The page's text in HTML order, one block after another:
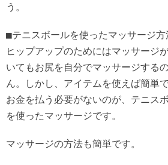
う。
■テニスボールを使ったマッサージ方
ヒップアップのためにはマッサージ
いてもお尻を自分でマッサージする
ん。しかし、アイテムを使えば簡単
お金を払う必要がないのが、テニス
を使ったマッサージです。
マッサージの方法も簡単です。